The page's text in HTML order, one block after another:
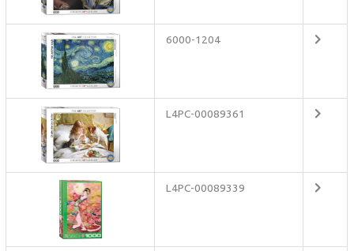
6000-1204
L4PC-00089361
L4PC-00089339